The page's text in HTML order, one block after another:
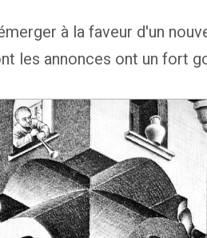
à la faveur d'un
les annonces ont un fort